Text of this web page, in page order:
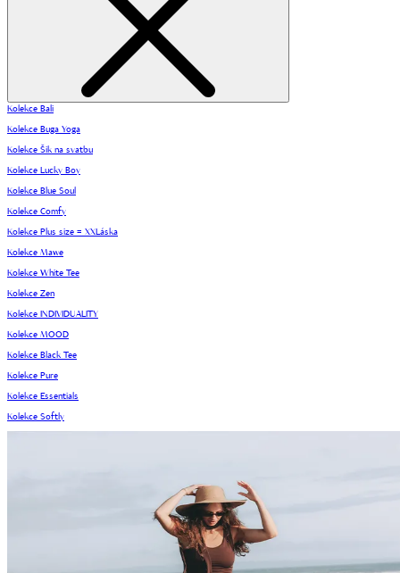
Kolekce Bali
Kolekce Buga Yoga
Kolekce Šik na svatbu
Kolekce Lucky Boy
Kolekce Blue Soul
Kolekce Comfy
Kolekce Plus size = XXLáska
Kolekce Mawe
Kolekce White Tee
Kolekce Zen
Kolekce INDIVIDUALITY
Kolekce MOOD
Kolekce Black Tee
Kolekce Pure
Kolekce Essentials
Kolekce Softly